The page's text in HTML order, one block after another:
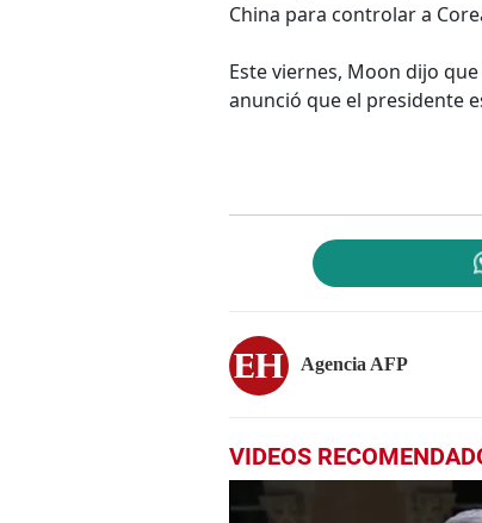
China para controlar a
Este viernes, Moon dijo
anunció que el presidente
Agencia AFP
VIDEOS